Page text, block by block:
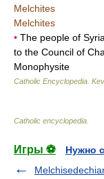
Melchites
Melchites
• The people of
to the Council of
Monophysite
Catholic Encyclopedia
Catholic encyclopedia
Игры ⚽
Нужно